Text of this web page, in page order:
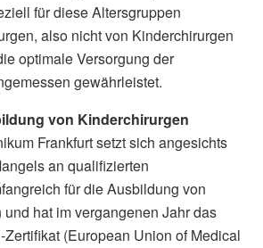
für diese Altersgruppen
also nicht von Kinderchirurgen
optimale Versorgung der
gewährleistet.
von Kinderchirurgen
Frankfurt setzt sich angesichts
an qualifizierten
für die Ausbildung von
hat im vergangenen Jahr das
(European Union of Medical